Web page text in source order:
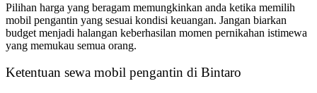
Pilihan harga yang beragam memungkinkan anda ketika memilih
mobil pengantin yang sesuai kondisi keuangan. Jangan biarkan
budget menjadi halangan keberhasilan momen pernikahan istimewa
yang memukau semua orang.
Ketentuan sewa mobil pengantin di Bintaro